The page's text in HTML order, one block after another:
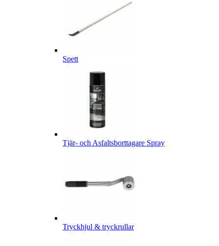
Spett
Tjär- och Asfaltsborttagare Spray
Tryckhjul & tryckrullar